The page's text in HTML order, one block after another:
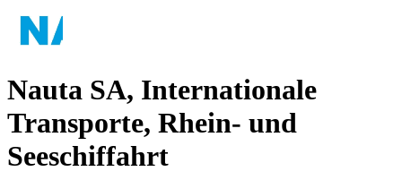
Nauta SA, Internationale
Transporte, Rhein- und
Seeschiffahrt